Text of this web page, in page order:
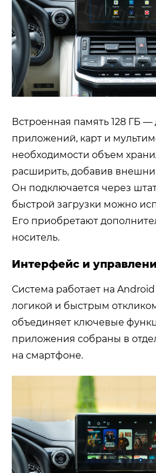
Встроенная память 128 ГБ —
приложений, карт и
необходимости объем
расширить, добавив
Он подключается через
быстрой загрузки можно
Его приобретают
носитель.
Интерфейс и
Система работает на
логикой и быстрым
объединяет ключевые
приложения собраны в
на смартфоне.